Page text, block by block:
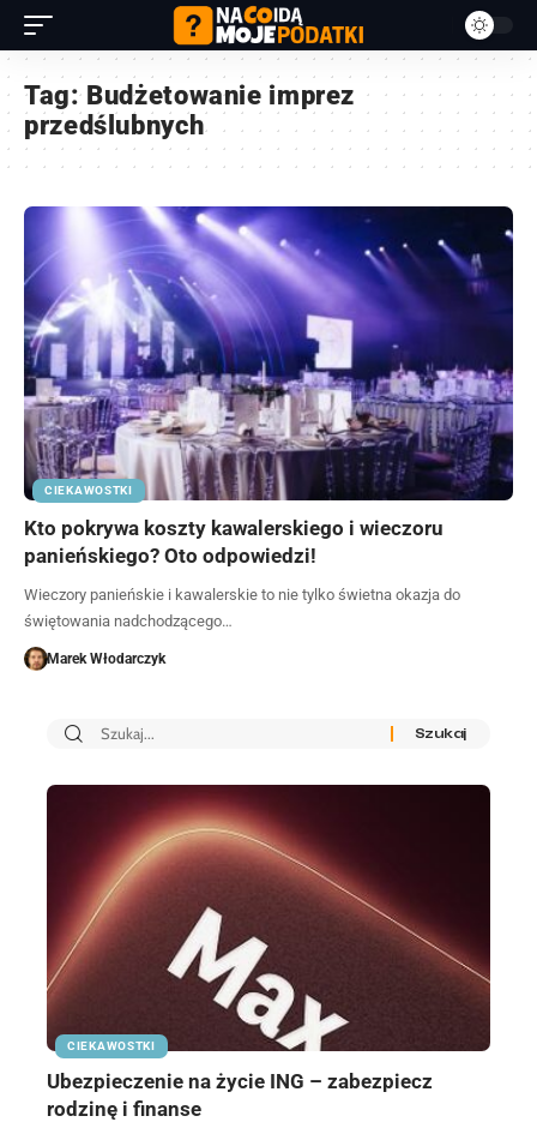
Tag: Budżetowanie imprez
przedślubnych
CIEKAWOSTKI
Kto pokrywa koszty kawalerskiego i wieczoru
panieńskiego? Oto odpowiedzi!
Wieczory panieńskie i kawalerskie to nie tylko świetna okazja do
świętowania nadchodzącego…
Marek Włodarczyk
CIEKAWOSTKI
Ubezpieczenie na życie ING – zabezpiecz
rodzinę i finanse